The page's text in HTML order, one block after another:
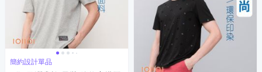
簡約設計單品